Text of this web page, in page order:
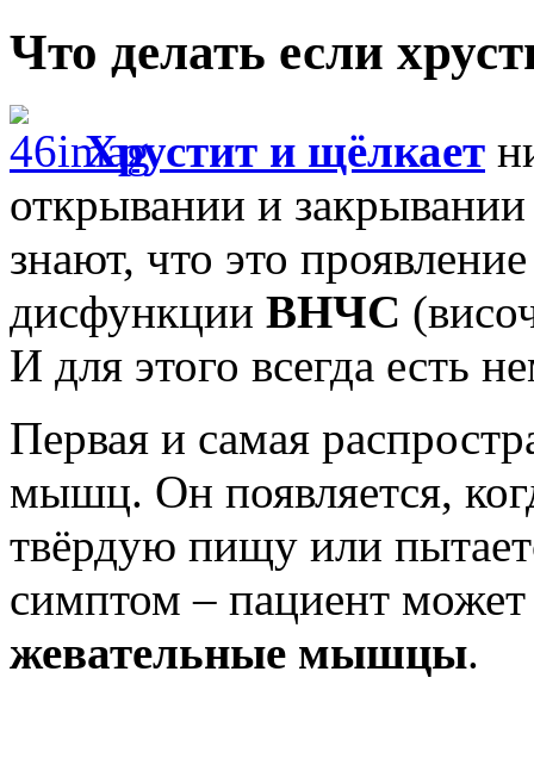
Что делать если
Хрустит и щёлкает
открывании и
знают, что это
дисфункции ВНЧС
И для этого всегда есть
Первая и самая
мышц. Он появляется,
твёрдую пищу или
симптом – пациент может
жевательные мышцы.